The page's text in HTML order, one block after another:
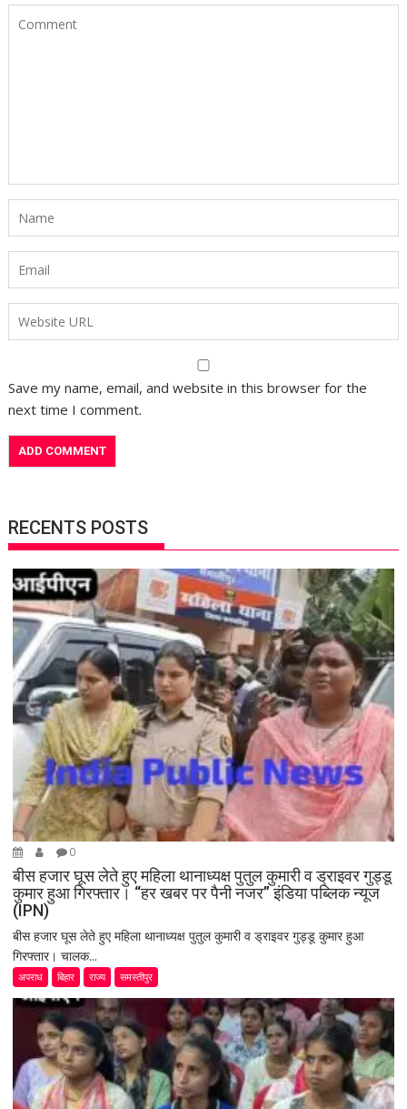
Save my name, email, and website in this browser for the
next time I comment.
RECENTS POSTS
0
बीस हजार घूस लेते हुए महिला थानाध्यक्ष पुतुल कुमारी व ड्राइवर गुड्डू
कुमार हुआ गिरफ्तार। “हर खबर पर पैनी नजर” इंडिया पब्लिक न्यूज
(IPN)
बीस हजार घूस लेते हुए महिला थानाध्यक्ष पुतुल कुमारी व ड्राइवर गुड्डू कुमार हुआ
गिरफ्तार। चालक...
अपराध बिहार राज्य समस्तीपुर